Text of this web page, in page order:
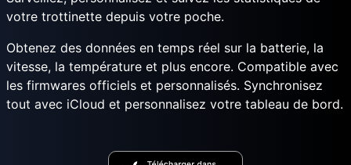
votre trottinette depuis votre poche.
Obtenez des données en temps réel sur la batterie, la
vitesse, la température et plus encore. Compatible avec
les firmwares officiels et personnalisés. Synchronisez
tout avec iCloud et personnalisez votre tableau de bord.